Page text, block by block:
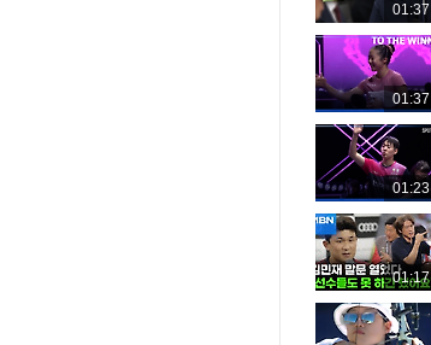
01:37
01:37
01:23
01:17